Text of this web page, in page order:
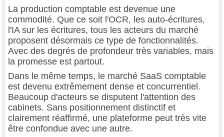
La production comptable est devenue une
commodité. Que ce soit l'OCR, les auto-écritures,
l'IA sur les écritures, tous les acteurs du marché
proposent désormais ce type de fonctionnalités.
Avec des degrés de profondeur très variables, mais
la promesse est partout.
Dans le même temps, le marché SaaS comptable
est devenu extrêmement dense et concurrentiel.
Beaucoup d'acteurs se disputent l'attention des
cabinets. Sans positionnement distinctif et
clairement réaffirmé, une plateforme peut très vite
être confondue avec une autre.